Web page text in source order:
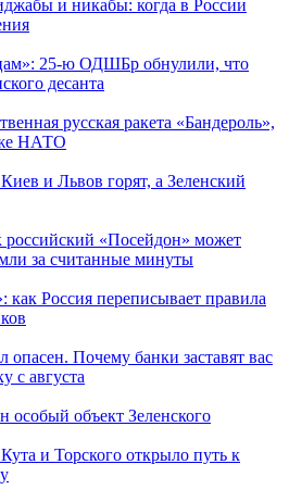
и никабы: когда в России
25-ю ОДШБр обнулили, что
десанта
русская ракета «Бандероль»,
НАТО
и Львов горят, а Зеленский
«Посейдон» может
за считанные минуты
как Россия переписывает правила
Почему банки заставят вас
с августа
особый объект Зеленского
и Торского открыло путь к